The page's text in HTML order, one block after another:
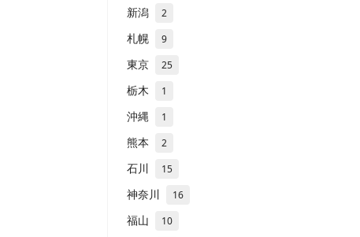
新潟 2
札幌 9
東京 25
栃木 1
沖縄 1
熊本 2
石川 15
神奈川 16
福山 10